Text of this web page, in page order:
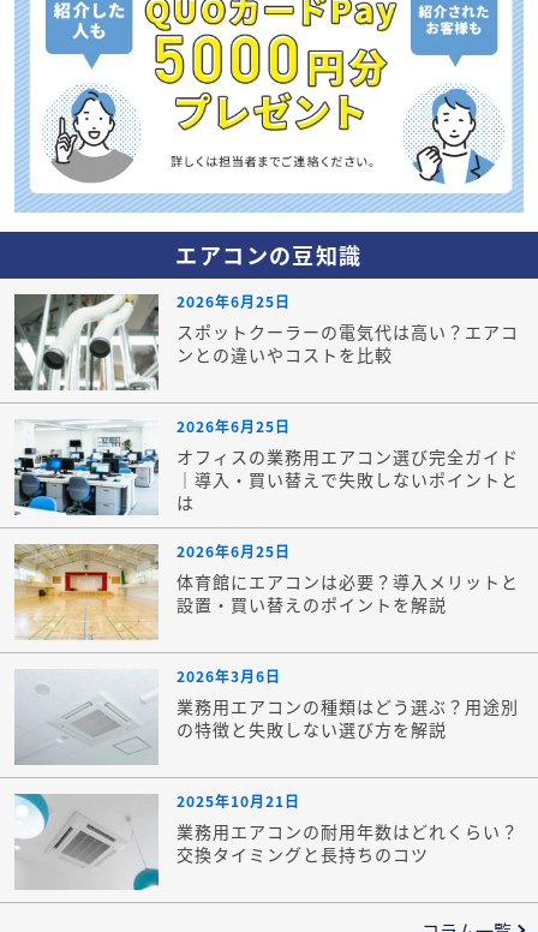
エアコンの豆知識
2026年6月25日
スポットクーラーの電気代は高い？エアコ
ンとの違いやコストを比較
2026年6月25日
オフィスの業務用エアコン選び完全ガイド
｜導入・買い替えで失敗しないポイントと
は
2026年6月25日
体育館にエアコンは必要？導入メリットと
設置・買い替えのポイントを解説
2026年3月6日
業務用エアコンの種類はどう選ぶ？用途別
の特徴と失敗しない選び方を解説
2025年10月21日
業務用エアコンの耐用年数はどれくらい？
交換タイミングと長持ちのコツ